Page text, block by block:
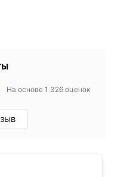
На основе 1 326 оценок